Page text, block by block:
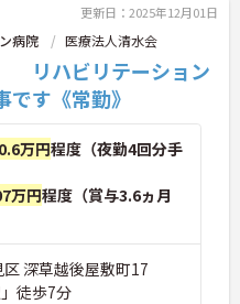
更新日：2025年12月01日
病院 医療法人清水会
リハビリテーション
す《常勤》
万円程度（夜勤4回分手
万円程度（賞与3.6ヵ月
深草越後屋敷町17
徒歩7分